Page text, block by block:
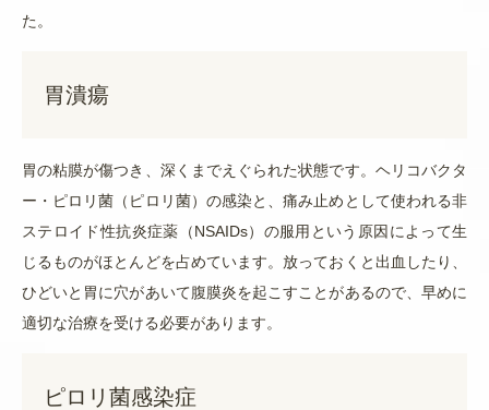
た。
胃潰瘍
胃の粘膜が傷つき、深くまでえぐられた状態です。ヘリコバクタ
ー・ピロリ菌（ピロリ菌）の感染と、痛み止めとして使われる非
ステロイド性抗炎症薬（NSAIDs）の服用という原因によって生
じるものがほとんどを占めています。放っておくと出血したり、
ひどいと胃に穴があいて腹膜炎を起こすことがあるので、早めに
適切な治療を受ける必要があります。
ピロリ菌感染症